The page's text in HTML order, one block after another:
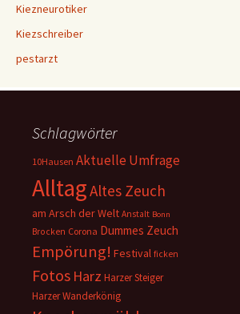
Kiezneurotiker
Kiezschreiber
pestarzt
Schlagwörter
10Hausen Aktuelle Umfrage
AlltagAltes Zeuch
am Arsch der Welt Anstalt Bonn
Brocken Corona Dummes Zeuch
Empörung! Festival ficken
Fotos Harz Harzer Steiger
Harzer Wanderkönig